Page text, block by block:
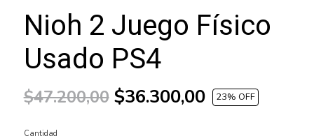
Nioh 2 Juego Físico
Usado PS4
$47.200,00$36.300,00 23% OFF
Cantidad